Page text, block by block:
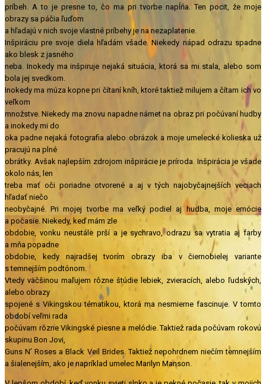
príbeh. A to je presne to, čo ma pri tvorbe napĺňa. Ten pocit, že moje
obrazy sa páčia ľuďom
a hľadajú v nich svoje vlastné príbehy je na nezaplatenie.
Inšpiráciu pre svoje diela hľadám všade. Niekedy nápad odrazu spadne
ako blesk z jasného
neba. Inokedy ma inšpiruje nejaká situácia, ktorá sa mi stala, alebo som
bola jej svedkom.
Inokedy ma múza kopne pri čítaní kníh, ktoré taktiež milujem a čítam ich vo
veľkom
množstve. Niekedy ma znovu napadne námet na obraz pri počúvaní hudby
a inokedy mi do
oka padne nejaká fotografia alebo obrázok a moje umelecké kolieska už
pracujú na plné
obrátky. Avšak najlepším zdrojom inšpirácie je príroda. Inšpirácia je všade
okolo nás, len
treba mať oči poriadne otvorené a aj v tých najobyčajnejších veciach
hľadať niečo
neobyčajné. Pri mojej tvorbe ma veľký podiel aj hudba, moje emócie
a počasie. Niekedy, keď mám zle
obdobie, vonku neustále prší a je sychravo, odrazu sa vytratia aj farby
a mňa popadne
obdobie, kedy najradšej tvorím obrazy iba v čiernobielej variante
s temnejším podtónom.
Vtedy väčšinou maľujem rôzne štúdie lebiek, zvieracích, alebo ľudských,
alebo obrazy
spojené s Vikingskou tématikou, ktorá ma nesmierne fascinuje. V tomto
období veľmi rada
počúvam rôzne Vikingské piesne a melódie. Taktiež rada počúvam rokovú
skupinu Bon Jovi,
Guns N’ Roses a Black Veil Brides. Taktiež nepohrdnem niečím temnejším
a šialenejším, ako je napríklad umelec Marilyn Manson.